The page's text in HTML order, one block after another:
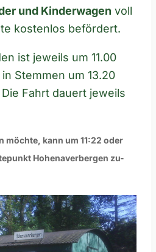
und Kinderwagen voll
kostenlos befördert.
ist jeweils um 11.00
Stemmen um 13.20
Fahrt dauert jeweils
möchte, kann um 11:22 oder
Hohenaverbergen zu-